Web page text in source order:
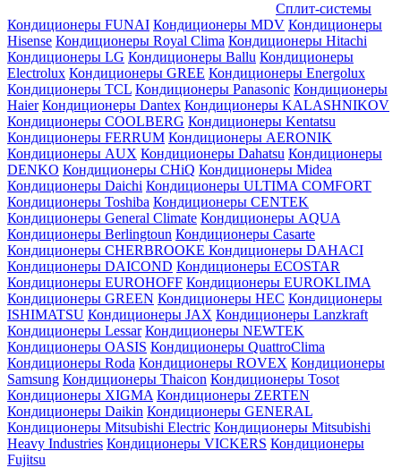
Сплит-системы
Кондиционеры FUNAI Кондиционеры MDV Кондиционеры
Hisense Кондиционеры Royal Clima Кондиционеры Hitachi
Кондиционеры LG Кондиционеры Ballu Кондиционеры
Electrolux Кондиционеры GREE Кондиционеры Energolux
Кондиционеры TCL Кондиционеры Panasonic Кондиционеры
Haier Кондиционеры Dantex Кондиционеры KALASHNIKOV
Кондиционеры СOOLBERG Кондиционеры Kentatsu
Кондиционеры FERRUM Кондиционеры AERONIK
Кондиционеры AUX Кондиционеры Dahatsu Кондиционеры
DENKO Кондиционеры CHiQ Кондиционеры Midea
Кондиционеры Daichi Кондиционеры ULTIMA COMFORT
Кондиционеры Toshiba Кондиционеры CENTEK
Кондиционеры General Climate Кондиционеры AQUA
Кондиционеры Berlingtoun Кондиционеры Casarte
Кондиционеры CHERBROOKE Кондиционеры DAHACI
Кондиционеры DAICOND Кондиционеры ECOSTAR
Кондиционеры EUROHOFF Кондиционеры EUROKLIMA
Кондиционеры GREEN Кондиционеры HEC Кондиционеры
ISHIMATSU Кондиционеры JAX Кондиционеры Lanzkraft
Кондиционеры Lessar Кондиционеры NEWTEK
Кондиционеры OASIS Кондиционеры QuattroClima
Кондиционеры Roda Кондиционеры ROVEX Кондиционеры
Samsung Кондиционеры Thaicon Кондиционеры Tosot
Кондиционеры XIGMA Кондиционеры ZERTEN
Кондиционеры Daikin Кондиционеры GENERAL
Кондиционеры Mitsubishi Electric Кондиционеры Mitsubishi
Heavy Industries Кондиционеры VICKERS Кондиционеры
Fujitsu